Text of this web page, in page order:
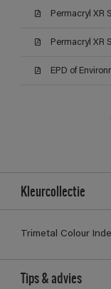
Permacryl XR
Permacryl XR
EPD of
Kleurcollectie
Trimetal Colour
Tips & advies